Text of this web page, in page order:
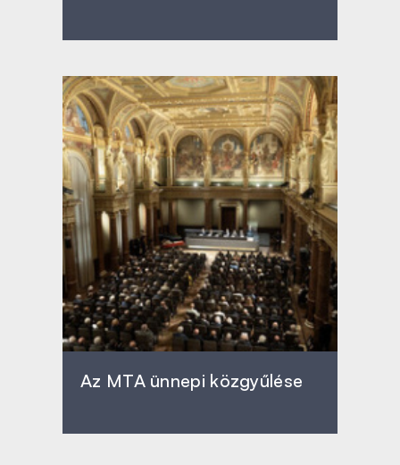
Az MTA ünnepi közgyűlése